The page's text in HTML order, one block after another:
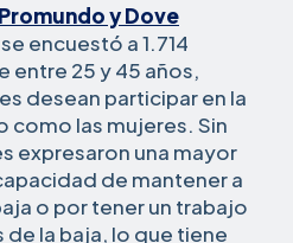
Promundo y Dove
encuestó a 1.714
entre 25 y 45 años,
desean participar en la
como las mujeres. Sin
expresaron una mayor
de mantener a
o por tener un trabajo
la baja, lo que tiene